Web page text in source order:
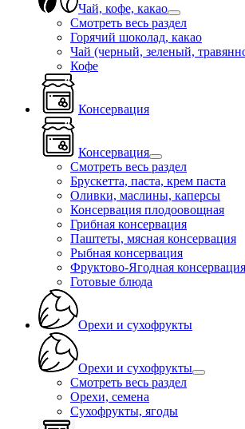
Чай, кофе, какао
Смотреть весь раздел
Горячий шоколад, какао
Чай (черный, зеленый,
Кофе
Консервация
Консервация
Смотреть весь раздел
Брускетта, паста, крем паста
Оливки, маслины, каперсы
Консервация плодоовощная
Грибная консервация
Паштеты, мясная консервация
Рыбная консервация
Фруктово-Ягодная консервация
Готовые блюда
Орехи и сухофрукты
Орехи и сухофрукты
Смотреть весь раздел
Орехи, семена
Сухофрукты, ягоды